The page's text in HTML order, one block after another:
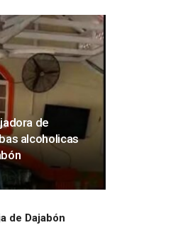
de
alcoholicas
de Dajabón